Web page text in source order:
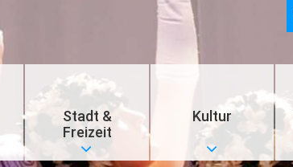
Stadt &
Freizeit
Kultur